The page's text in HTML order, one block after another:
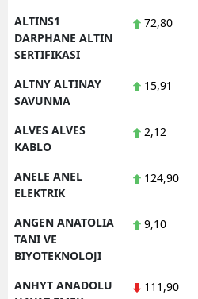
ALTINS1
DARPHANE ALTIN
SERTIFIKASI
72,80
ALTNY ALTINAY
SAVUNMA
15,91
ALVES ALVES
KABLO
2,12
ANELE ANEL
ELEKTRIK
124,90
ANGEN ANATOLIA
TANI VE
BIYOTEKNOLOJI
9,10
ANHYT ANADOLU
111,90